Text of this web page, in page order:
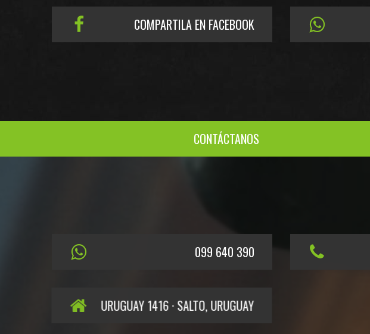
COMPARTILA EN FACEBOOK
CONTÁCTANOS
099 640 390
URUGUAY 1416 · SALTO, URUGUAY